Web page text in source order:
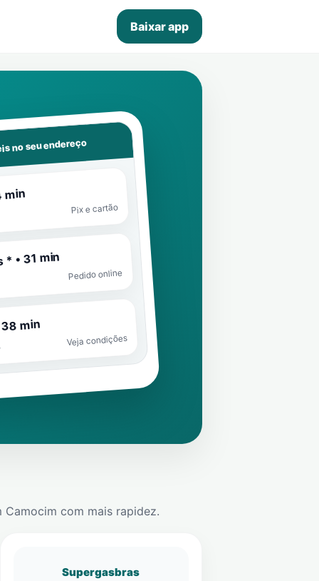
Baixar app
no seu endereço
min
Pix e cartão
• 31 min
Pedido online
min
Veja condições
Camocim com mais rapidez.
Supergasbras